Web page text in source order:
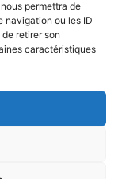
permettra de
navigation ou les ID
retirer son
caractéristiques
(UE)